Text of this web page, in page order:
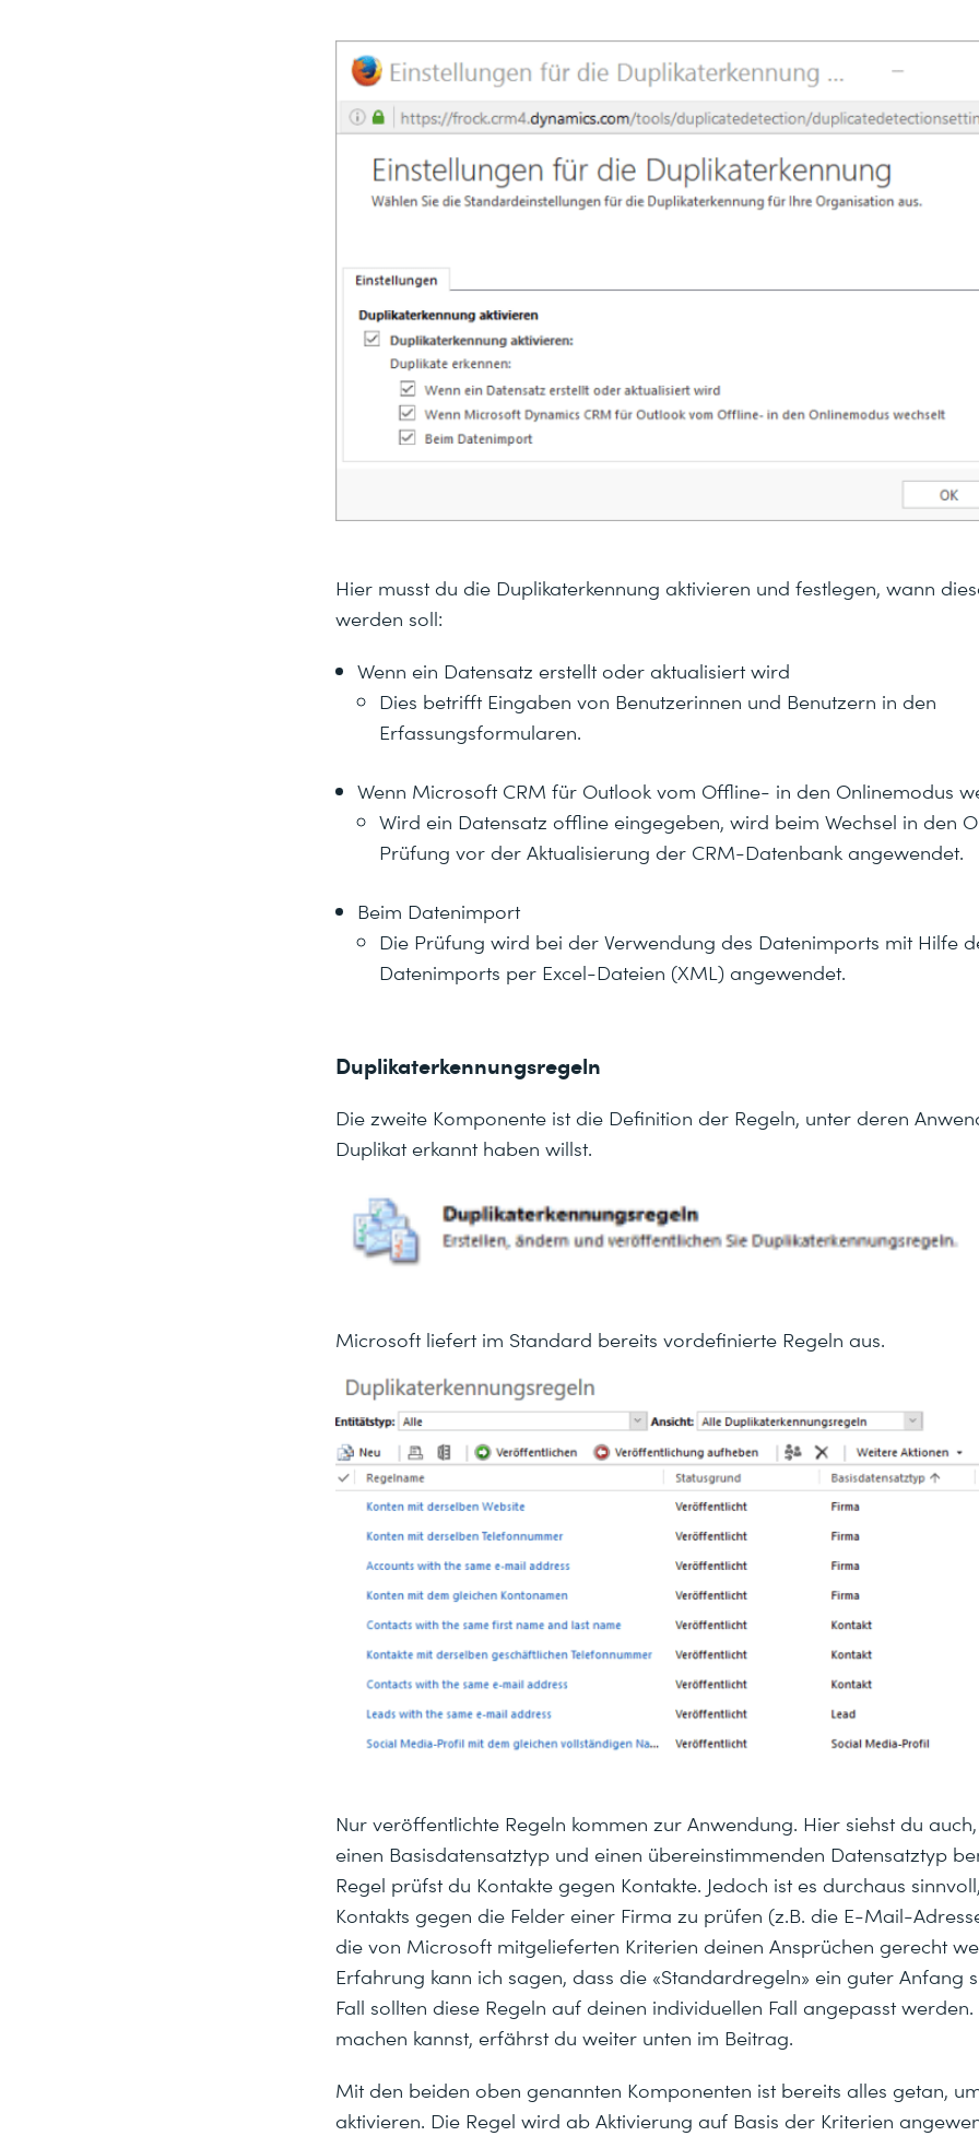
Hier musst du die Duplikaterkennung aktivieren und festlegen, wann
werden soll:
Wenn ein Datensatz erstellt oder aktualisiert wird
Dies betrifft Eingaben von Benutzerinnen und Benutzern in den
Erfassungsformularen.
Wenn Microsoft CRM für Outlook vom Offline- in den Onlinemodus
Wird ein Datensatz offline eingegeben, wird beim Wechsel in den
Prüfung vor der Aktualisierung der CRM-Datenbank angewendet.
Beim Datenimport
Die Prüfung wird bei der Verwendung des Datenimports mit Hilfe
Datenimports per Excel-Dateien (XML) angewendet.
Duplikaterkennungsregeln
Die zweite Komponente ist die Definition der Regeln, unter deren
Duplikat erkannt haben willst.
Microsoft liefert im Standard bereits vordefinierte Regeln aus.
Nur veröffentlichte Regeln kommen zur Anwendung. Hier siehst du
einen Basisdatensatztyp und einen übereinstimmenden Datensatztyp
Regel prüfst du Kontakte gegen Kontakte. Jedoch ist es durchaus
Kontakts gegen die Felder einer Firma zu prüfen (z.B. die E-Mail-
die von Microsoft mitgelieferten Kriterien deinen Ansprüchen gerecht
Erfahrung kann ich sagen, dass die «Standardregeln» ein guter Anfang
Fall sollten diese Regeln auf deinen individuellen Fall angepasst
machen kannst, erfährst du weiter unten im Beitrag.
Mit den beiden oben genannten Komponenten ist bereits alles getan,
aktivieren. Die Regel wird ab Aktivierung auf Basis der Kriterien